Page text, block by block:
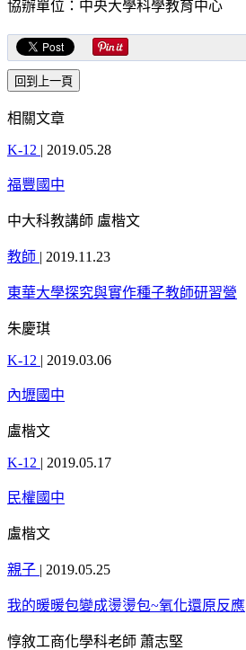
協辦單位：中央大學科學教育中心
相關文章
K-12 | 2019.05.28
福豐國中
中大科教講師 盧楷文
教師 | 2019.11.23
東華大學探究與實作種子教師研習營
朱慶琪
K-12 | 2019.03.06
內壢國中
盧楷文
K-12 | 2019.05.17
民權國中
盧楷文
親子 | 2019.05.25
我的暖暖包變成燙燙包~氧化還原反應
惇敘工商化學科老師 蕭志堅